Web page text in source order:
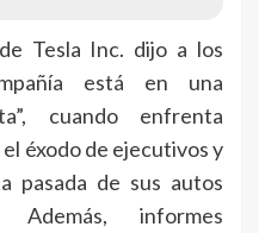
Tesla Inc. dijo a los
está en una
cuando enfrenta
éxodo de ejecutivos y
pasada de sus autos
Además, informes